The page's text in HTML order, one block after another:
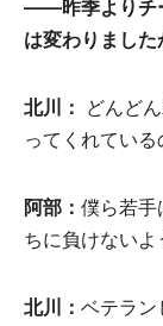
——昨季よりチ
は変わりました
北川 ： どんど
ってくれている
阿部 ： 僕ら若手
ちに負けないよ
北川 ： ベテラ